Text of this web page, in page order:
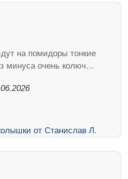
на помидоры тонкие
минуса очень колюч…